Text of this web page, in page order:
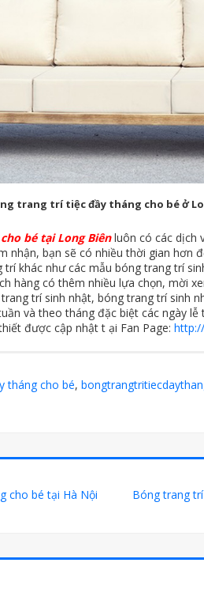
trang trí tiệc đầy tháng cho bé ở
bé tại Long Biênluôn có các dịch
nhận, bạn sẽ có nhiều thời gian hơn
khác như các mẫu bóng trang trí
hàng có thêm nhiều lựa chọn, mời
trí sinh nhật, bóng trang trí sinh
và theo tháng đặc biệt các ngày
được cập nhật t ại Fan Page:
tháng cho bé,
cho bé tại Hà Nội
Bóng trang